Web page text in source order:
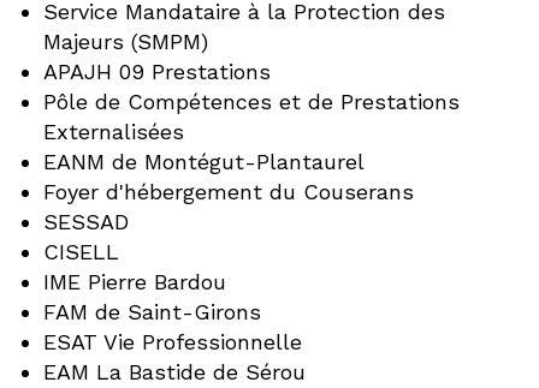
Service Mandataire à la Protection des
Majeurs (SMPM)
APAJH 09 Prestations
Pôle de Compétences et de Prestations
Externalisées
EANM de Montégut-Plantaurel
Foyer d'hébergement du Couserans
SESSAD
CISELL
IME Pierre Bardou
FAM de Saint-Girons
ESAT Vie Professionnelle
EAM La Bastide de Sérou